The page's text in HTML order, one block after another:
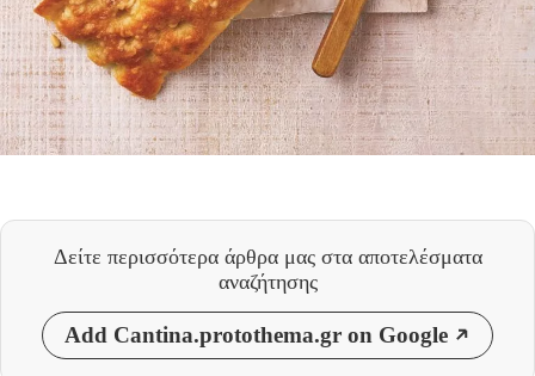
Δείτε περισσότερα άρθρα μας στα αποτελέσματα
αναζήτησης
Add Cantina.protothema.gr on Google